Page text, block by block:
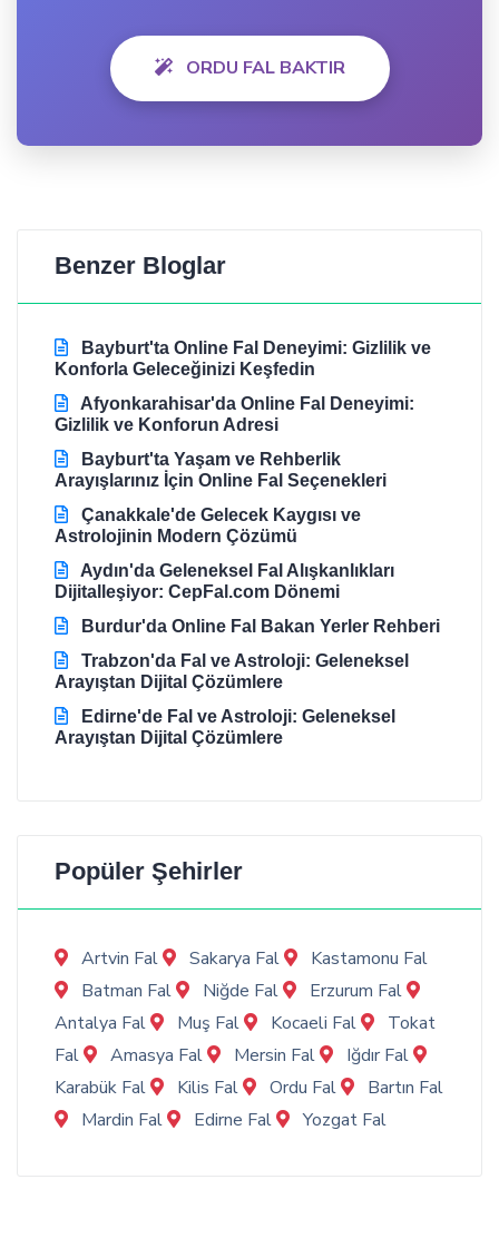
ORDU FAL BAKTIR
Benzer Bloglar
Bayburt'ta Online Fal Deneyimi: Gizlilik ve
Konforla Geleceğinizi Keşfedin
Afyonkarahisar'da Online Fal Deneyimi:
Gizlilik ve Konforun Adresi
Bayburt'ta Yaşam ve Rehberlik
Arayışlarınız İçin Online Fal Seçenekleri
Çanakkale'de Gelecek Kaygısı ve
Astrolojinin Modern Çözümü
Aydın'da Geleneksel Fal Alışkanlıkları
Dijitalleşiyor: CepFal.com Dönemi
Burdur'da Online Fal Bakan Yerler Rehberi
Trabzon'da Fal ve Astroloji: Geleneksel
Arayıştan Dijital Çözümlere
Edirne'de Fal ve Astroloji: Geleneksel
Arayıştan Dijital Çözümlere
Popüler Şehirler
Artvin Fal Sakarya Fal
Kastamonu Fal
Batman Fal
Niğde Fal
Erzurum Fal
Antalya Fal
Muş Fal Kocaeli Fal
Tokat
Fal
Amasya Fal Mersin Fal
Iğdır Fal
Karabük Fal
Kilis Fal Ordu Fal
Bartın Fal
Mardin Fal
Edirne Fal Yozgat Fal